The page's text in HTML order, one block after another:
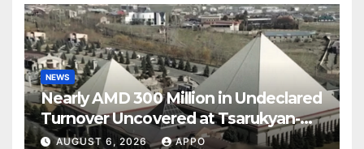
NEWS
Nearly AMD 300 Million in Undeclared
Turnover Uncovered at Tsarukyan-
Owned Entertainment Center
AUGUST 6, 2026 APPO